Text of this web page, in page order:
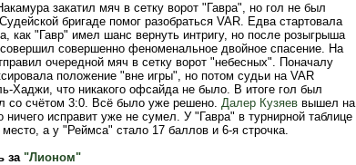
закатил мяч в сетку ворот "Гавра", но гол не был
бригаде помог разобраться VAR. Едва стартовала
как "Гавр" имел шанс вернуть интригу, но после розыгрыша
совершенно феноменальное двойное спасение. На
очередной мяч в сетку ворот "небесных". Поначалу
положение "вне игры", но потом судьи на VAR
Хаджи, что никакого офсайда не было. В итоге гол был
со счётом 3:0. Всё было уже решено. Далер Кузяеввышел на
ничего исправит уже не сумел. У "Гавра" в турнирной таблице
а у "Реймса" стало 17 баллов и 6-я строчка.
за "Лионом"